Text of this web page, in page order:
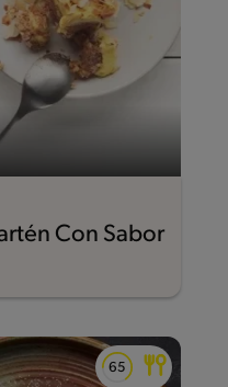
Con Sabor